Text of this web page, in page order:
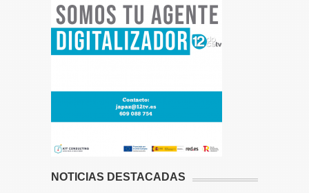
NOTICIAS DESTACADAS